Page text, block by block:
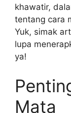
khawatir,
tentang cara
Yuk, simak
lupa
ya!
Mata